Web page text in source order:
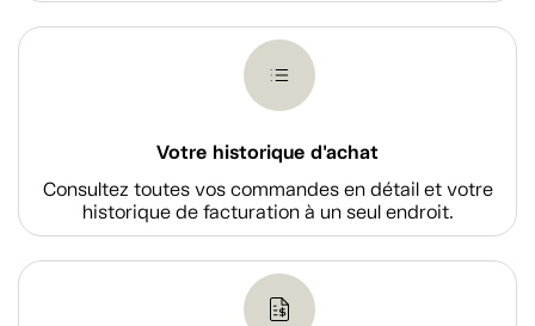
Votre historique d'achat
Consultez toutes vos commandes en détail et votre
historique de facturation à un seul endroit.